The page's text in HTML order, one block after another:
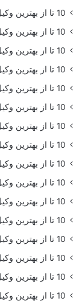
10 تا از بهترین وکیل سنندج 🥇【آپدیت جدید】
10 تا از بهترین وکیل شرق تهران 🥇【آپدیت جدید】
10 تا از بهترین وکیل شهر قدس 🥇【آپدیت جدید】
10 تا از بهترین وکیل شهرکرد 🥇【آپدیت جدید】
10 تا از بهترین وکیل غرب تهران 🥇【آپدیت جدید】
10 تا از بهترین وکیل فردیس 🥇【آپدیت جدید】
10 تا از بهترین وکیل فریدونکنار 🥇【آپدیت جدید】
10 تا از بهترین وکیل قائمشهر 🥇【آپدیت جدید】
10 تا از بهترین وکیل قزوین 🥇【آپدیت جدید】⚖️
10 تا از بهترین وکیل قم 🥇【آپدیت جدید】
10 تا از بهترین وکیل کرج 🥇【آپدیت جدید】⚖️
10 تا از بهترین وکیل کرمانشاه 🥇【آپدیت جدید】
10 تا از بهترین وکیل مشهد 🥇【آپدیت جدید】⚖️
10 تا از بهترین وکیل نور مازندران 🥇【آپدیت جدید】
10 تا از بهترین وکیل همدان 🥇【آپدیت جدید】
10 تا از بهترین وکیل ورامین 🥇【آپدیت جدید】